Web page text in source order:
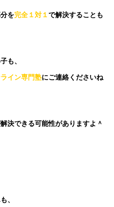
を完全１対１ で解決することも
も、
イン専門塾にご連絡くださいね
決できる可能性がありますよ＾
、